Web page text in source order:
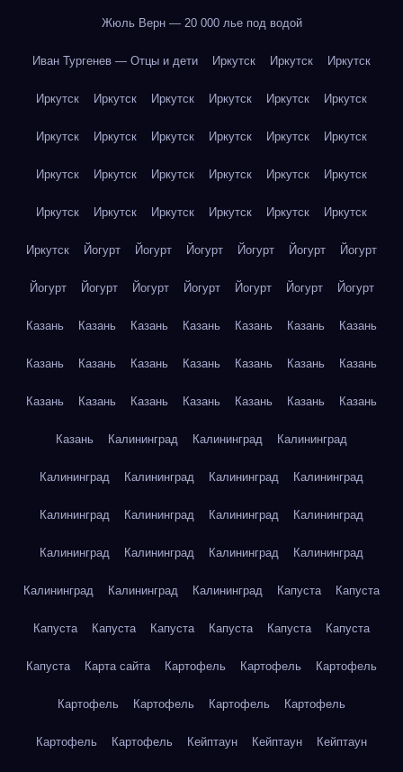
Жюль Верн — 20 000 лье под водой
Иван Тургенев — Отцы и дети Иркутск Иркутск Иркутск
Иркутск Иркутск Иркутск Иркутск Иркутск Иркутск
Иркутск Иркутск Иркутск Иркутск Иркутск Иркутск
Иркутск Иркутск Иркутск Иркутск Иркутск Иркутск
Иркутск Иркутск Иркутск Иркутск Иркутск Иркутск
Иркутск Йогурт Йогурт Йогурт Йогурт Йогурт Йогурт
Йогурт Йогурт Йогурт Йогурт Йогурт Йогурт Йогурт
Казань Казань Казань Казань Казань Казань Казань
Казань Казань Казань Казань Казань Казань Казань
Казань Казань Казань Казань Казань Казань Казань
Казань Калининград Калининград Калининград
Калининград Калининград Калининград Калининград
Калининград Калининград Калининград Калининград
Калининград Калининград Калининград Калининград
Калининград Калининград Калининград Капуста Капуста
Капуста Капуста Капуста Капуста Капуста Капуста
Капуста Карта сайта Картофель Картофель Картофель
Картофель Картофель Картофель Картофель
Картофель Картофель Кейптаун Кейптаун Кейптаун